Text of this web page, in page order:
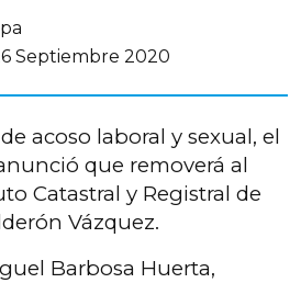
Septiembre 2020
acoso laboral y sexual, el
que removerá al
Catastral y Registral de
Vázquez.
Barbosa Huerta,